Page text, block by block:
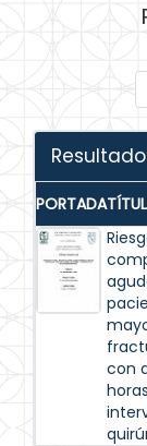
PORTADA
con